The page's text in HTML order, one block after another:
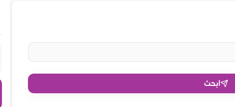
ابحث